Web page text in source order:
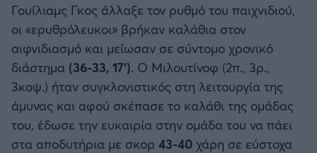
Γουίλιαμς Γκος άλλαξε τον ρυθμό του παιχνιδιού,
οι «ερυθρόλευκοι» βρήκαν καλάθια στον
αιφνιδιασμό και μείωσαν σε σύντομο χρονικό
διάστημα (36-33, 17'). Ο Μιλουτίνοφ (2π., 3ρ.,
3κοψ.) ήταν συγκλονιστικός στη λειτουργία της
άμυνας και αφού σκέπασε το καλάθι της ομάδας
του, έδωσε την ευκαιρία στην ομάδα του να πάει
στα αποδυτήρια με σκορ 43-40 χάρη σε εύστοχα